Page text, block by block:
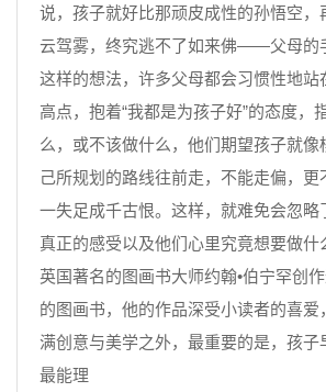
说，孩子就好比那顽皮成性的孙悟空，
云驾雾，终究逃不了如来佛——父母的
这样的想法，许多父母都会习惯性地站
高点，抱着“我都是为孩子好”的态度，
么，或不该做什么，他们期望孩子就像
己所规划的路线往前走，不能走偏，
一失足成千古恨。这样，就难免会忽略
真正的感受以及他们心里究竟想要做什
英国著名的图画书大师约翰•伯宁罕创
的图画书，他的作品深受小读者的喜爱
满创意与美学之外，最重要的是，孩子
最能理